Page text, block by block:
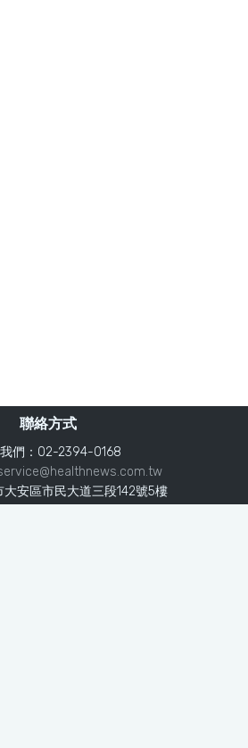
聯絡方式
們：02-2394-0168
安區市民大道三段142號5樓